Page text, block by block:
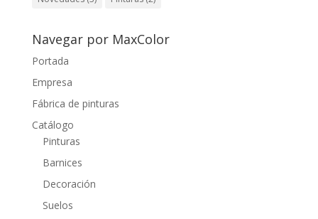
Navegar por MaxColor
Portada
Empresa
Fábrica de pinturas
Catálogo
Pinturas
Barnices
Decoración
Suelos